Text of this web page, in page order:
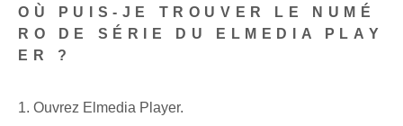
OÙ PUIS-JE TROUVER LE NUMÉ
RO DE SÉRIE DU ELMEDIA PLAY
ER ?
1. Ouvrez Elmedia Player.